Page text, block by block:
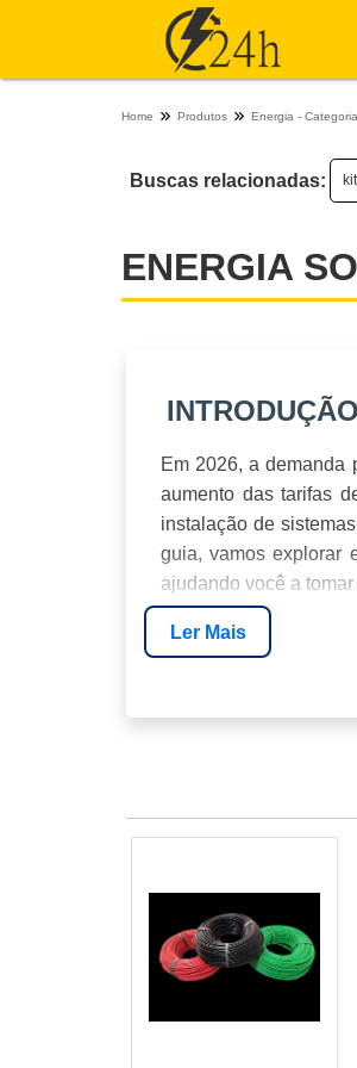
Home Produtos Energia - Categoria
Buscas relacionadas:
ENERGIA
Em 2026, a demanda
aumento das tarifas
instalação de
guia, vamos explorar
ajudando você a
PREÇO ATUAL
OPÇÕES DE
PERGUNTAS
SOBRE
CONCLUSÃO
PREÇO
Ler Mais